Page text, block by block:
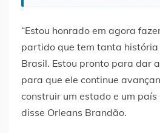
“Estou honrado em agora
partido que tem tanta história
Brasil. Estou pronto para dar
para que ele continue
construir um estado e um país
disse Orleans Brandão.